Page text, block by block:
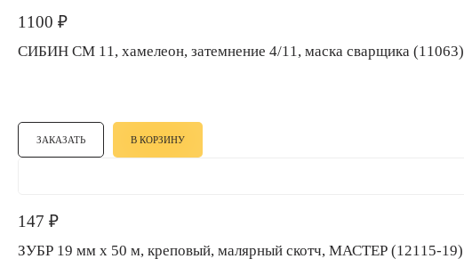
1100 ₽
СИБИН СМ 11, хамелеон, затемнение 4/11, маска сварщика (11063)
ЗАКАЗАТЬ В КОРЗИНУ
147 ₽
ЗУБР 19 мм х 50 м, креповый, малярный скотч, МАСТЕР (12115-19)